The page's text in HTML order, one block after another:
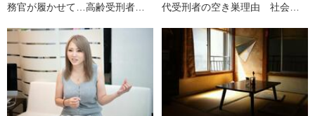
務官が履かせて…高齢受刑者に
代受刑者の空き巣理由 社会復
い“刑務所のリアル”